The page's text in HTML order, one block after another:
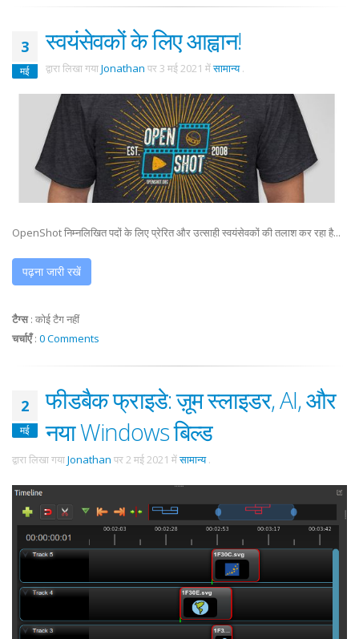
3
मई
स्वयंसेवकों के लिए आह्वान!
द्वारा लिखा गयाJonathan पर 3 मई 2021 मेंसामान्य.
OpenShot निम्नलिखित पदों के लिए प्रेरित और उत्साही स्वयंसेवकों की तलाश कर रहा है...
पढ़ना जारी रखें
टैग्स: कोई टैग नहीं
चर्चाएँ: 0 Comments
2
मई
फीडबैक फ्राइडे: ज़ूम स्लाइडर, AI, और
नया Windows बिल्ड
द्वारा लिखा गयाJonathan पर2 मई 2021 मेंसामान्य.